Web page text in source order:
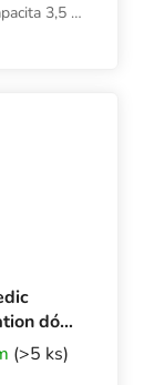
3,5 g.
dóza
45x97
1 ks
(>5 ks)